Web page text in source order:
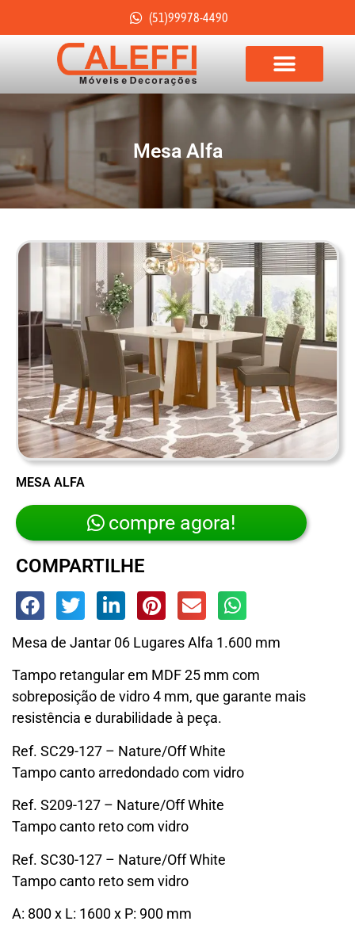
(51)99978-4490
Mesa Alfa
MESA ALFA
compre agora!
COMPARTILHE
Mesa de Jantar 06 Lugares Alfa 1.600 mm
Tampo retangular em MDF 25 mm com
sobreposição de vidro 4 mm, que garante mais
resistência e durabilidade à peça.
Ref. SC29-127 – Nature/Off White
Tampo canto arredondado com vidro
Ref. S209-127 – Nature/Off White
Tampo canto reto com vidro
Ref. SC30-127 – Nature/Off White
Tampo canto reto sem vidro
A: 800 x L: 1600 x P: 900 mm